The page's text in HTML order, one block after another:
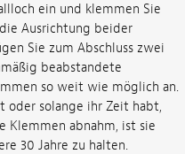
ein und klemmen Sie
Ausrichtung beider
Sie zum Abschluss zwei
beabstandete
so weit wie möglich an.
oder solange ihr Zeit habt,
Klemmen abnahm, ist sie
30 Jahre zu halten.